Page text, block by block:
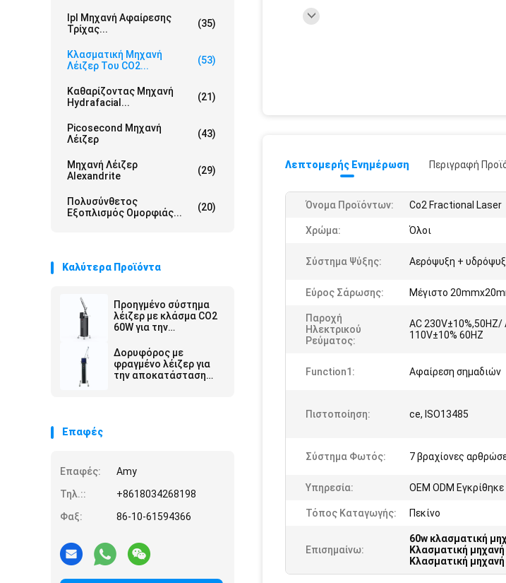
Ipl Μηχανή Αφαίρεσης
Τρίχας...
(35)
Κλασματική Μηχανή
Λέιζερ Του CO2...
(53)
Καθαρίζοντας Μηχανή
Hydrafacial...
(21)
Picosecond Μηχανή
Λέιζερ
(43)
Μηχανή Λέιζερ
Alexandrite
(29)
Πολυσύνθετος
Εξοπλισμός Ομορφιάς...
(20)
Καλύτερα Προϊόντα
Προηγμένο σύστημα
λέιζερ με κλάσμα CO2
60W για την
επιφάνειας του
δέρματος και την
αφαίρεση ρυτίδων
Δορυφόρος με
φραγμένο λέιζερ για
την αποκατάσταση
Επαφές
Επαφές:
Amy
Τηλ.::
+8618034268198
Φαξ:
86-10-61594366
Λεπτομερής Ενημέρωση Περιγραφή
Όνομα Προϊόντων: Co2 Fractional Laser
Χρώμα: Όλοι
Σύστημα Ψύξης: Αερόψυξη +
Εύρος Σάρωσης: Μέγιστο
Παροχή
Ηλεκτρικού
Ρεύματος:
AC 230V±10%,50HZ/
110V±10% 60HZ
Function1: Αφαίρεση σημαδιών
Πιστοποίηση: ce, ISO13485
Σύστημα Φωτός: 7 βραχίονες
Υπηρεσία: OEM ODM Εγκρίθηκε
Τόπος Καταγωγής: Πεκίνο
Επισημαίνω:
60w κλασματική
Κλασματική
Κλασματική